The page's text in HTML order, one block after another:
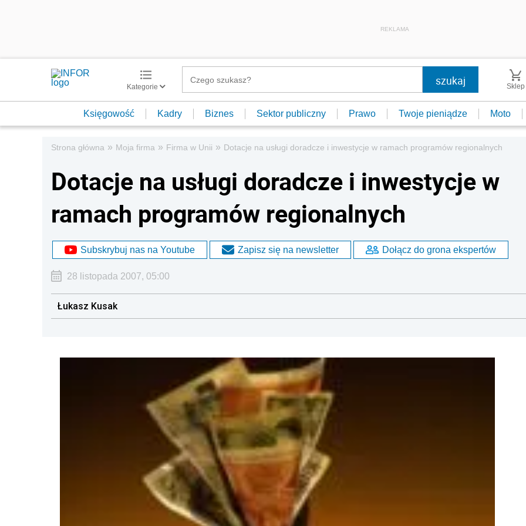
REKLAMA
Kategorie Sklep
Księgowość Kadry Biznes Sektor publiczny Prawo Twoje pieniądze Moto
Strona główna » Moja firma » Firma w Unii » Dotacje na usługi doradcze i inwestycje w ramach programów regionalnych
Dotacje na usługi doradcze i inwestycje w
ramach programów regionalnych
Subskrybuj nas na Youtube Zapisz się na newsletter Dołącz do grona ekspertów
28 listopada 2007, 05:00
Łukasz Kusak